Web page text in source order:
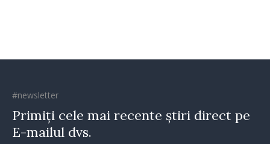
#newsletter
Primiți cele mai recente știri direct pe
E-mailul dvs.